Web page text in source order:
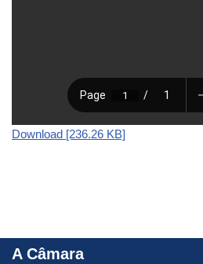
Download [236.26 KB]
A Câmara